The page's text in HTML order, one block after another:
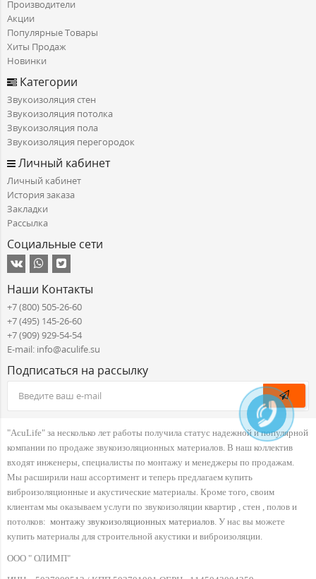
Производители
Акции
Популярные Товары
Хиты Продаж
Новинки
Категории
Звукоизоляция стен
Звукоизоляция потолка
Звукоизоляция пола
Звукоизоляция перегородок
Личный кабинет
Личный кабинет
История заказа
Закладки
Рассылка
Социальные сети
Наши Контакты
+7 (800) 505-26-60
+7 (495) 145-26-60
+7 (909) 929-54-54
E-mail: info@aculife.su
Подписаться на рассылку
"AcuLife" за несколько лет работы получила статус надежной и популярной
компании по продаже звукоизоляционных материалов. В наш коллектив
входят инженеры, специалисты по монтажу и менеджеры по продажам.
Мы расширили наш ассортимент и теперь предлагаем купить
виброизоляционные и акустические материалы. Кроме того, своим
клиентам мы оказываем услуги по звукоизоляции квартир , стен , полов и
потолков: монтажу звукоизоляционных материалов . У нас вы можете
купить материалы для строительной акустики и виброизоляции.
ООО " ОЛИМП"